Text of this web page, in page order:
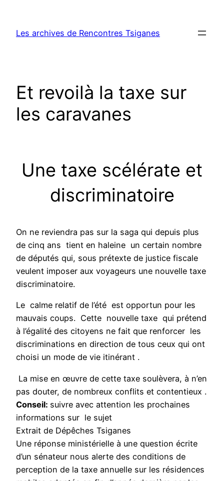
contenu
Les archives de Rencontres Tsiganes
Et revoilà la taxe sur
les caravanes
Une taxe scélérate et
discriminatoire
On ne reviendra pas sur la saga qui depuis plus
de cinq ans tient en haleine un certain nombre
de députés qui, sous prétexte de justice fiscale
veulent imposer aux voyageurs une nouvelle taxe
discriminatoire.
Le calme relatif de l’été est opportun pour les
mauvais coups. Cette nouvelle taxe qui prétend
à l’égalité des citoyens ne fait que renforcer les
discriminations en direction de tous ceux qui ont
choisi un mode de vie itinérant .
La mise en œuvre de cette taxe soulèvera, à n’en
pas douter, de nombreux conflits et contentieux .
Conseil: suivre avec attention les prochaines
informations sur le sujet
Extrait de Dépêches Tsiganes
Une réponse ministérielle à une question écrite
d’un sénateur nous alerte des conditions de
perception de la taxe annuelle sur les résidences